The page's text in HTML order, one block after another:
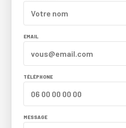
EMAIL
TÉLÉPHONE
MESSAGE